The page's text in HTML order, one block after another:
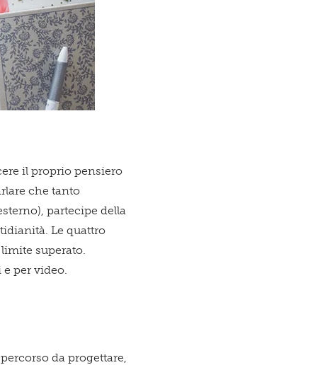
il proprio pensiero
che tanto
partecipe della
Le quattro
superato.
per video.
da progettare,